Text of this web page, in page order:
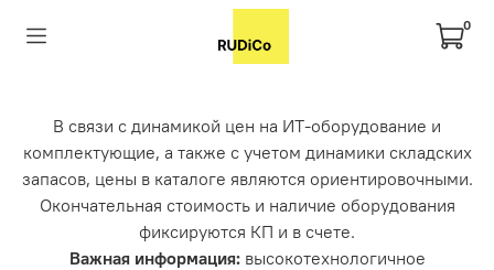
0
В связи с динамикой цен на ИТ-оборудование и
комплектующие, а также с учетом динамики складских
запасов, цены в каталоге являются ориентировочными.
Окончательная стоимость и наличие оборудования
фиксируются КП и в счете.
Важная информация: высокотехнологичное